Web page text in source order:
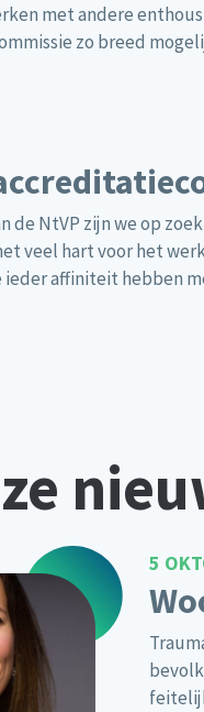
met andere
zo breed
de NtVP zijn we op
veel hart voor het
affiniteit hebben
5